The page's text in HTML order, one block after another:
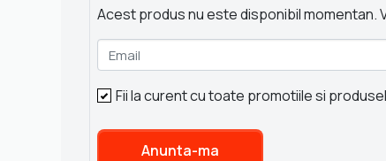
Acest produs nu este disponibil momentan.
Email
Fii la curent cu toate promotiile si
Anunta-ma